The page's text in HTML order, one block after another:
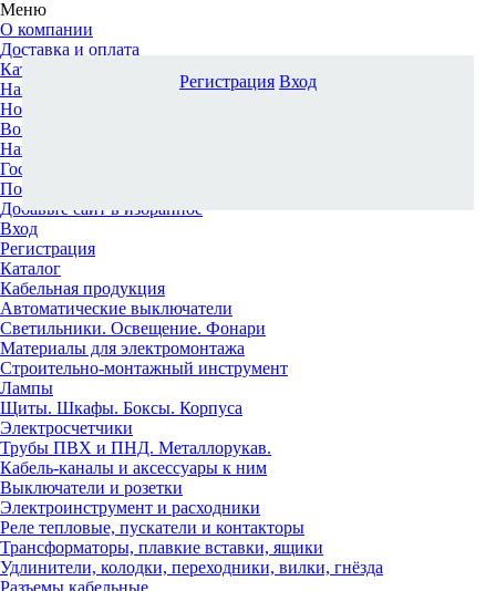
Меню
О компании
Доставка и оплата
Каталог
Наши офисы
Новости и новинки
Вопрос-ответ
Наша команда
Гос. заказчикам
Поставщикам
Добавьте сайт в избранное
Вход
Регистрация
Каталог
Кабельная продукция
Автоматические выключатели
Светильники. Освещение. Фонари
Материалы для электромонтажа
Строительно-монтажный инструмент
Лампы
Щиты. Шкафы. Боксы. Корпуса
Электросчетчики
Трубы ПВХ и ПНД. Металлорукав.
Кабель-каналы и аксессуары к ним
Выключатели и розетки
Электроинструмент и расходники
Реле тепловые, пускатели и контакторы
Трансформаторы, плавкие вставки, ящики
Удлинители, колодки, переходники, вилки, гнёзда
Разъемы кабельные
Регистрация Вход